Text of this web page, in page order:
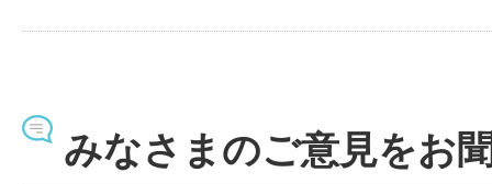
みなさまのご意見をお